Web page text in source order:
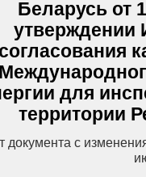
Беларусь от
утверждении
согласования
для
территории
документа с